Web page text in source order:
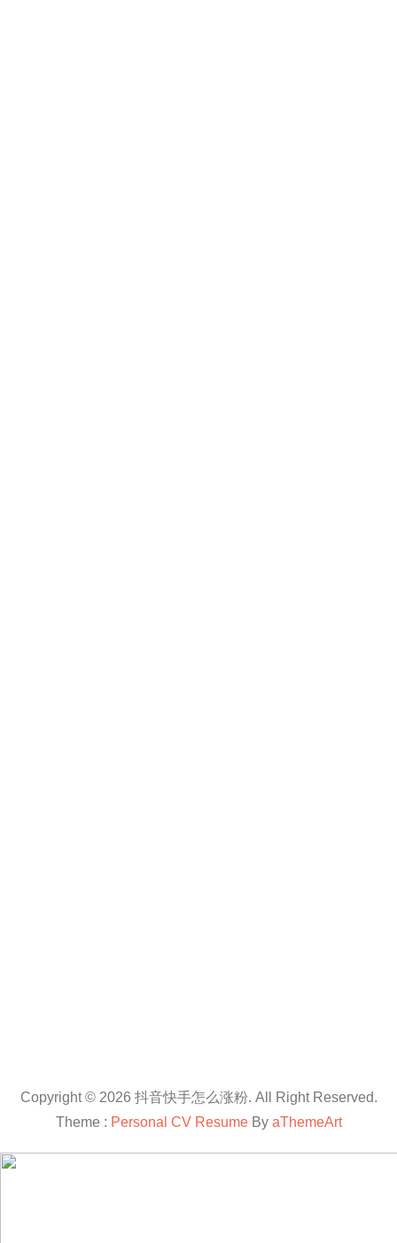
Copyright © 2026 抖音快手怎么涨粉. All Right Reserved.
Theme : Personal CV ResumeBy aThemeArt